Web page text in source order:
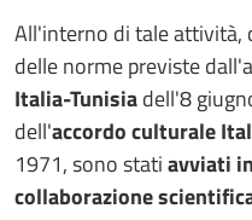
All'interno di tale attività,
delle norme previste
Italia-Tunisiadell'8
dell'accordo culturale
1971, sono statiavviati
collaborazione